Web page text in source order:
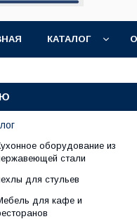
КАТАЛОГ
оборудование из
стали
для стульев
для кафе и